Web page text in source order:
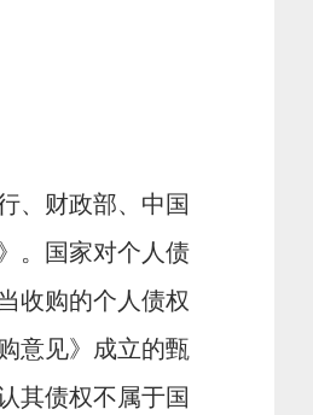
、财政部、中国
。国家对个人债
收购的个人债权
意见》成立的甄
其债权不属于国